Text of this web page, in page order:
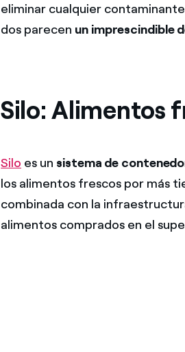
eliminar cualquier
dos parecen un imprescindible
Silo: Alimentos
Silo es un sistema de
los alimentos frescos por más
combinada con la
alimentos comprados en el